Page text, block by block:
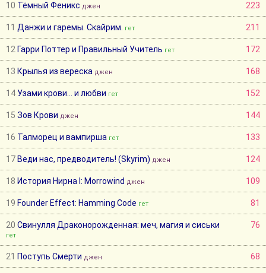
10 Тёмный Феникс джен 223
11 Данжи и гаремы. Скайрим. гет 211
12 Гарри Поттер и Правильный Учитель гет 172
13 Крылья из вереска джен 168
14 Узами крови... и любви гет 152
15 Зов Крови джен 144
16 Талморец и вампирша гет 133
17 Веди нас, предводитель! (Skyrim) джен 124
18 История Нирна I: Morrowind джен 109
19 Founder Effect: Hamming Code гет 81
20 Свинулля Драконорожденная: меч, магия и сиськи
гет
76
21 Поступь Смерти джен 68